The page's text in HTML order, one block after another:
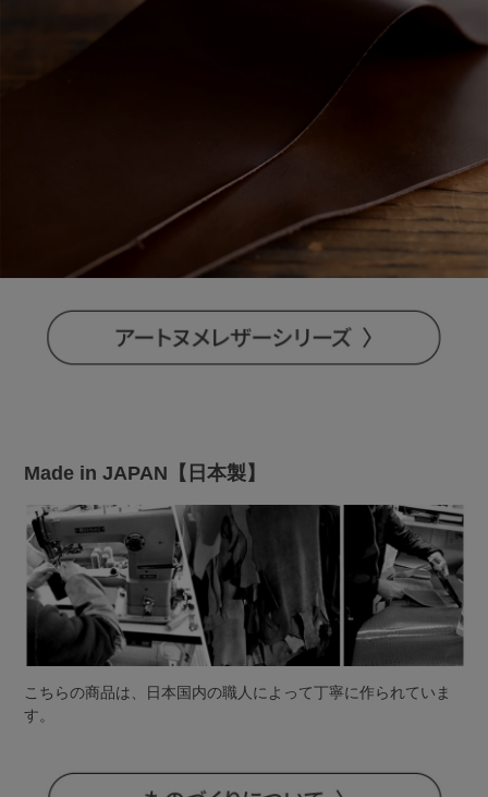
Made in JAPAN【日本製】
こちらの商品は、日本国内の職人によって丁寧に作られていま
す。